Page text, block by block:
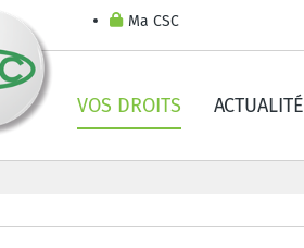
Ma CSC
VOS DROITS ACTUALITÉ